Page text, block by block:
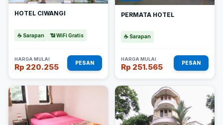
HOTEL CIWANGI
☕ Sarapan 📶 WiFi Gratis
HARGA MULAI
Rp 220.255 PESAN
PERMATA HOTEL
☕ Sarapan
HARGA MULAI
Rp 251.565 PESAN